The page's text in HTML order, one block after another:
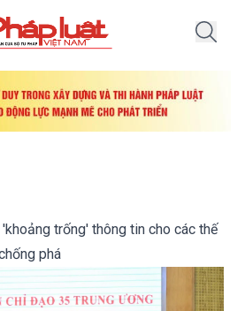
trống' thông tin cho các thế
phá